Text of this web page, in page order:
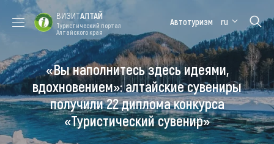
Форум VISIT
ALTAI
Цветение
маральника
Медицинский
форум
Алтайская
зимовка
Туры
Где побывать
ВИЗИТАЛТАЙ
Туристический портал
Алтайского края
Автотуризм ru
«Вы наполнитесь здесь идеями,
вдохновением»: алтайские сувениры
получили 22 диплома конкурса
«Туристический сувенир»